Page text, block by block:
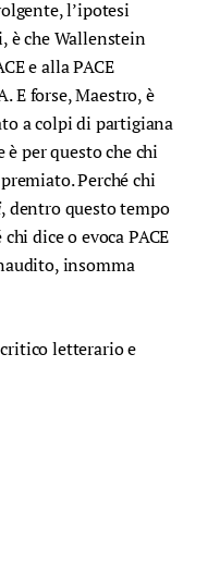
l’ipotesi
è che Wallenstein
e alla PACE
E forse, Maestro, è
a colpi di partigiana
è per questo che chi
Perché chi
, dentro questo tempo
dice o evoca PACE
insomma
letterario e